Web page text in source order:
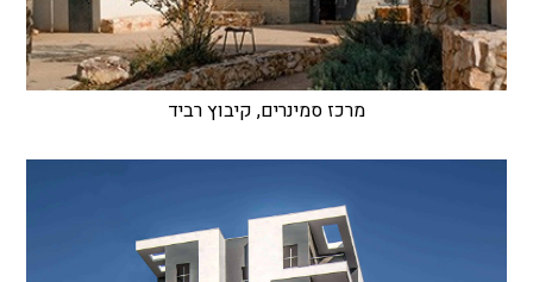
מרכז סמינרים, קיבוץ רביד